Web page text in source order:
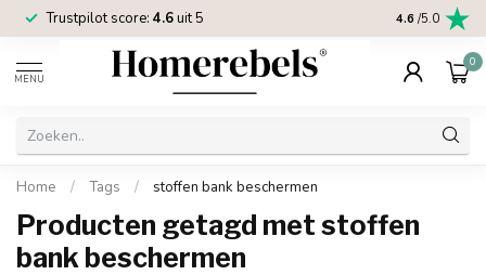
Trustpilot score: 4.6uit 5 2 jaar
4.6 /5.0
MENU
0
Home / Tags / stoffen bank beschermen
Producten getagd met stoffen
bank beschermen